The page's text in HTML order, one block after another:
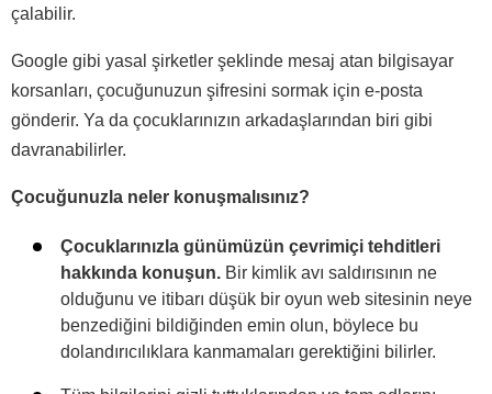
çalabilir.
Google gibi yasal şirketler şeklinde mesaj atan bilgisayar
korsanları, çocuğunuzun şifresini sormak için e-posta
gönderir. Ya da çocuklarınızın arkadaşlarından biri gibi
davranabilirler.
Çocuğunuzla neler konuşmalısınız?
Çocuklarınızla günümüzün çevrimiçi tehditleri
hakkında konuşun. Bir kimlik avı saldırısının ne
olduğunu ve itibarı düşük bir oyun web sitesinin neye
benzediğini bildiğinden emin olun, böylece bu
dolandırıcılıklara kanmamaları gerektiğini bilirler.